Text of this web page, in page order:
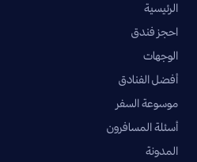
الرئيسية
احجز فندق
الوجهات
أفضل الفنادق
موسوعة السفر
أسئلة المسافرون
المدونة